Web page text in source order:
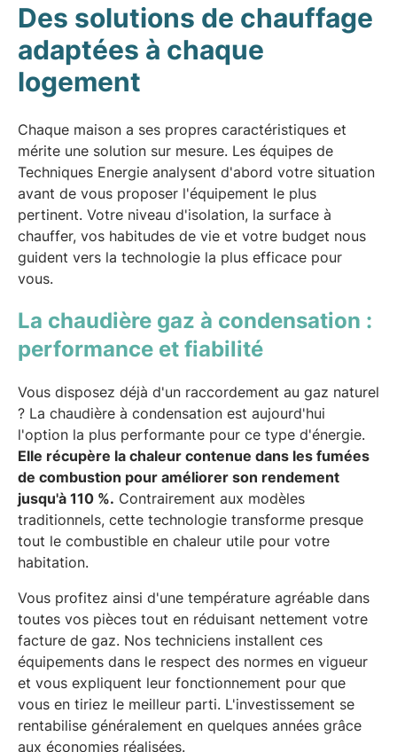
Des solutions de chauffage
adaptées à chaque
logement
Chaque maison a ses propres caractéristiques et
mérite une solution sur mesure. Les équipes de
Techniques Energie analysent d'abord votre situation
avant de vous proposer l'équipement le plus
pertinent. Votre niveau d'isolation, la surface à
chauffer, vos habitudes de vie et votre budget nous
guident vers la technologie la plus efficace pour
vous.
La chaudière gaz à condensation :
performance et fiabilité
Vous disposez déjà d'un raccordement au gaz naturel
? La chaudière à condensation est aujourd'hui
l'option la plus performante pour ce type d'énergie.
Elle récupère la chaleur contenue dans les fumées
de combustion pour améliorer son rendement
jusqu'à 110 %. Contrairement aux modèles
traditionnels, cette technologie transforme presque
tout le combustible en chaleur utile pour votre
habitation.
Vous profitez ainsi d'une température agréable dans
toutes vos pièces tout en réduisant nettement votre
facture de gaz. Nos techniciens installent ces
équipements dans le respect des normes en vigueur
et vous expliquent leur fonctionnement pour que
vous en tiriez le meilleur parti. L'investissement se
rentabilise généralement en quelques années grâce
aux économies réalisées.